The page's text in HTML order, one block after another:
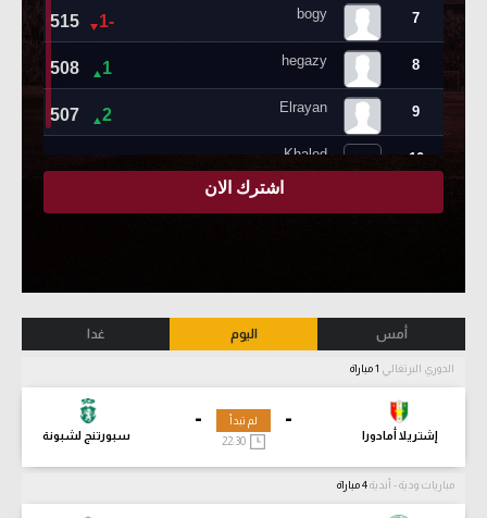
أمس اليوم غدا
الدوري البرتغالي
-
إشتريلا أمادورا
-
سبورتنج لشبونة
لم تبدأ
مباريات ودية - أندية